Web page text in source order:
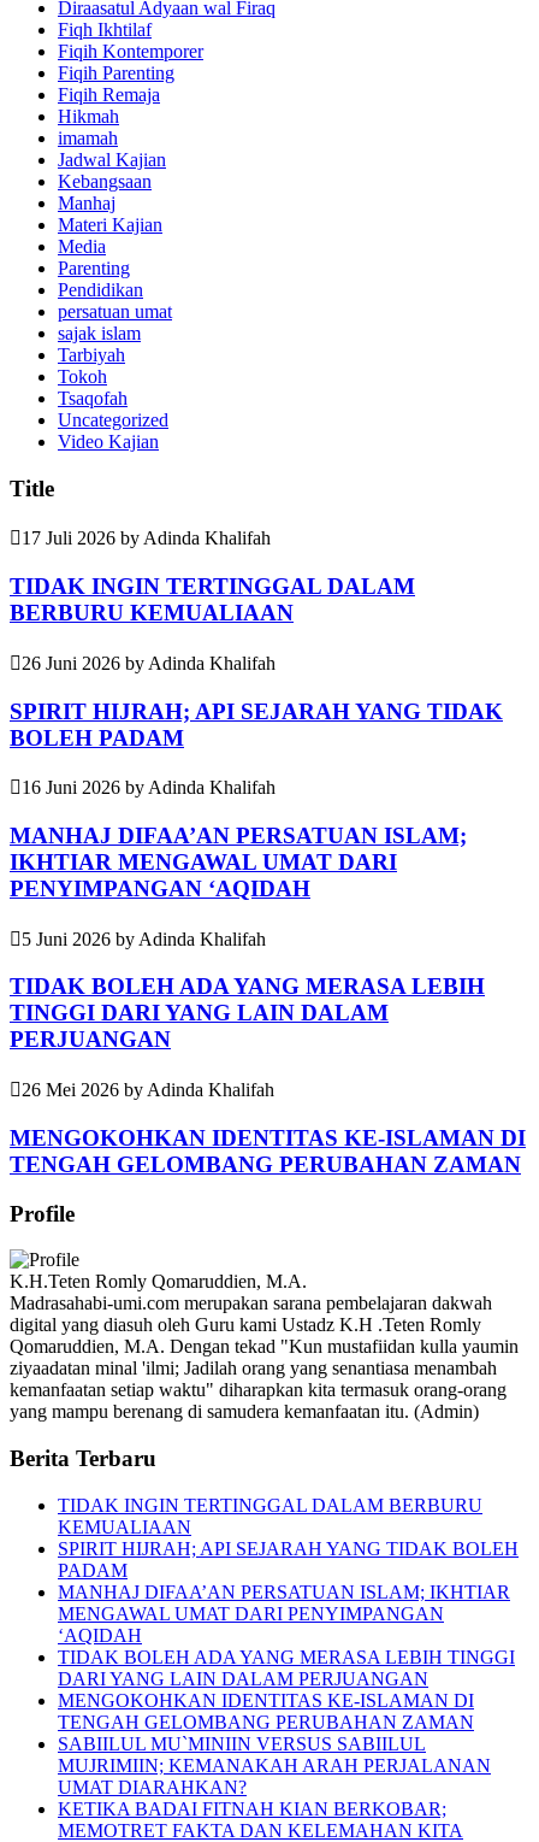
Diraasatul Adyaan wal Firaq
Fiqh Ikhtilaf
Fiqih Kontemporer
Fiqih Parenting
Fiqih Remaja
Hikmah
imamah
Jadwal Kajian
Kebangsaan
Manhaj
Materi Kajian
Media
Parenting
Pendidikan
persatuan umat
sajak islam
Tarbiyah
Tokoh
Tsaqofah
Uncategorized
Video Kajian
Title
17 Juli 2026 byAdinda Khalifah
TIDAK INGIN TERTINGGAL DALAM
BERBURU KEMUALIAAN
26 Juni 2026 by Adinda Khalifah
SPIRIT HIJRAH; API SEJARAH YANG TIDAK
BOLEH PADAM
16 Juni 2026 by Adinda Khalifah
MANHAJ DIFAA’AN PERSATUAN ISLAM;
IKHTIAR MENGAWAL UMAT DARI
PENYIMPANGAN ‘AQIDAH
5 Juni 2026 by Adinda Khalifah
TIDAK BOLEH ADA YANG MERASA LEBIH
TINGGI DARI YANG LAIN DALAM
PERJUANGAN
26 Mei 2026 by Adinda Khalifah
MENGOKOHKAN IDENTITAS KE-ISLAMAN DI
TENGAH GELOMBANG PERUBAHAN ZAMAN
Profile
K.H.Teten Romly Qomaruddien, M.A.
Madrasahabi-umi.com merupakan sarana pembelajaran dakwah
digital yang diasuh oleh Guru kami Ustadz K.H .Teten Romly
Qomaruddien, M.A. Dengan tekad "Kun mustafiidan kulla yaumin
ziyaadatan minal 'ilmi; Jadilah orang yang senantiasa menambah
kemanfaatan setiap waktu" diharapkan kita termasuk orang-orang
yang mampu berenang di samudera kemanfaatan itu. (Admin)
Berita Terbaru
TIDAK INGIN TERTINGGAL DALAM BERBURU
KEMUALIAAN
SPIRIT HIJRAH; API SEJARAH YANG TIDAK BOLEH
PADAM
MANHAJ DIFAA’AN PERSATUAN ISLAM; IKHTIAR
MENGAWAL UMAT DARI PENYIMPANGAN
‘AQIDAH
TIDAK BOLEH ADA YANG MERASA LEBIH TINGGI
DARI YANG LAIN DALAM PERJUANGAN
MENGOKOHKAN IDENTITAS KE-ISLAMAN DI
TENGAH GELOMBANG PERUBAHAN ZAMAN
SABIILUL MU`MINIIN VERSUS SABIILUL
MUJRIMIIN; KEMANAKAH ARAH PERJALANAN
UMAT DIARAHKAN?
KETIKA BADAI FITNAH KIAN BERKOBAR;
MEMOTRET FAKTA DAN KELEMAHAN KITA